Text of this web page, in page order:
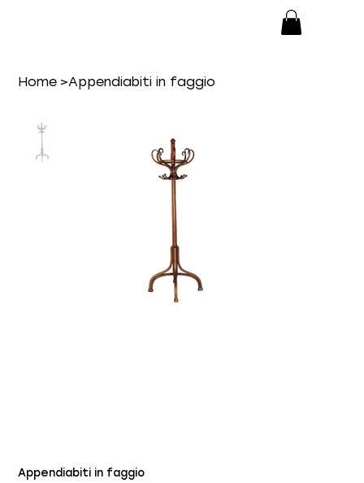
Home >Appendiabiti in faggio
Appendiabiti in faggio